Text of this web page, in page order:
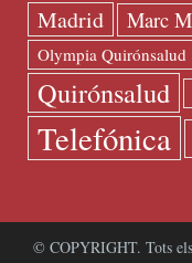
Madrid Marc
Olympia Quirónsalud
Quirónsalud
Telefónica
© COPYRIGHT. Tots